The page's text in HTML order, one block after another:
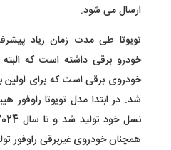
ارسال می شود.
تویوتا طی مدت زمان زیاد
خودرو برقی داشته است که
خودروی برقی است که برای اولین
همچنان خودروی غیربرقی راوفور